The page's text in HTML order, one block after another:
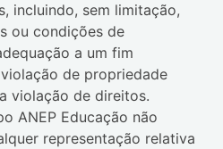
incluindo, sem limitação,
ou condições de
a um fim
de propriedade
violação de direitos.
ANEP Educação não
representação relativa